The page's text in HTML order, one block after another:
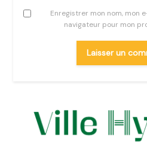
Enregistrer mon nom, mon
navigateur pour mon